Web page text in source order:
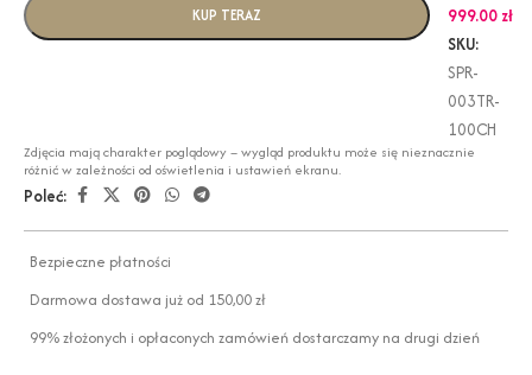
KUP TERAZ
999.00 zł
SKU:
SPR-
003TR-
100CH
Zdjęcia mają charakter poglądowy – wygląd produktu może się nieznacznie
różnić w zależności od oświetlenia i ustawień ekranu.
Poleć:
Bezpieczne płatności
Darmowa dostawa już od 150,00 zł
99% złożonych i opłaconych zamówień dostarczamy na drugi dzień